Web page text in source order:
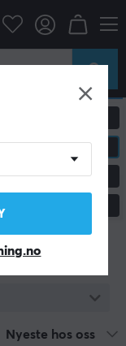
KEYBOARD
Nyeste hos oss